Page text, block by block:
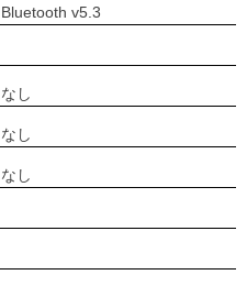
Bluetooth v5.3
なし
なし
なし